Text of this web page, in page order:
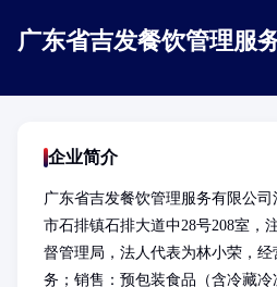
广东省吉发餐饮管理服
企业简介
广东省吉发餐饮管理服务有限公
市石排镇石排大道中28号208室，
督管理局，法人代表为林小荣，
务；销售：预包装食品（含冷藏